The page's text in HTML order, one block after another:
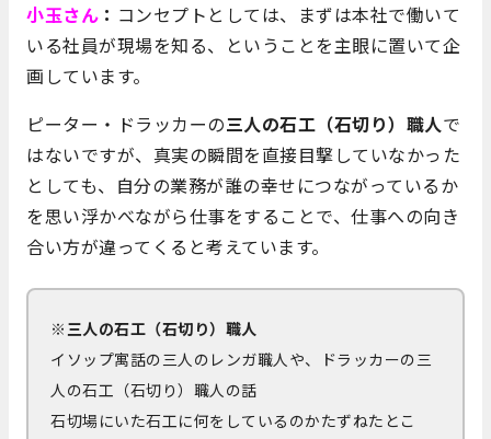
小玉さん ： コンセプトとしては、まずは本社で働いて
いる社員が現場を知る、ということを主眼に置いて企
画しています。
ピーター・ドラッカーの三人の石工（石切り）職人で
はないですが、真実の瞬間を直接目撃していなかった
としても、自分の業務が誰の幸せにつながっているか
を思い浮かべながら仕事をすることで、仕事への向き
合い方が違ってくると考えています。
※三人の石工（石切り）職人
イソップ寓話の三人のレンガ職人や、ドラッカーの三
人の石工（石切り）職人の話
石切場にいた石工に何をしているのかたずねたとこ